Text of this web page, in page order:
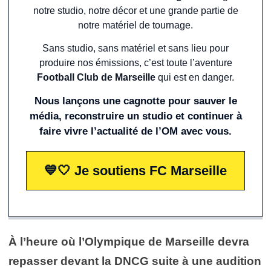
notre studio, notre décor et une grande partie de
notre matériel de tournage.
Sans studio, sans matériel et sans lieu pour
produire nos émissions, c’est toute l’aventure
Football Club de Marseille qui est en danger.
Nous lançons une cagnotte pour sauver le
média, reconstruire un studio et continuer à
faire vivre l’actualité de l’OM avec vous.
💙🤍 Je soutiens FC Marseille
À l’heure où l’Olympique de Marseille devra
repasser devant la DNCG suite à une audition